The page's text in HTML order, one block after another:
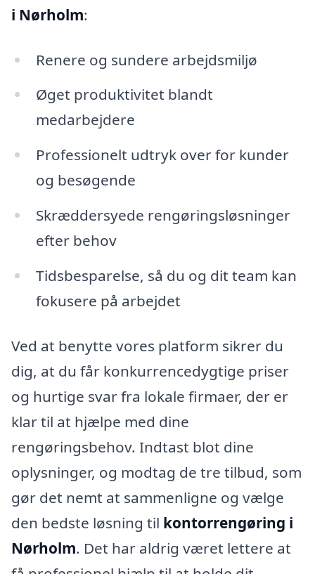
i Nørholm:
Renere og sundere arbejdsmiljø
Øget produktivitet blandt
medarbejdere
Professionelt udtryk over for kunder
og besøgende
Skræddersyede rengøringsløsninger
efter behov
Tidsbesparelse, så du og dit team kan
fokusere på arbejdet
Ved at benytte vores platform sikrer du
dig, at du får konkurrencedygtige priser
og hurtige svar fra lokale firmaer, der er
klar til at hjælpe med dine
rengøringsbehov. Indtast blot dine
oplysninger, og modtag de tre tilbud, som
gør det nemt at sammenligne og vælge
den bedste løsning til kontorrengøring i
Nørholm. Det har aldrig været lettere at